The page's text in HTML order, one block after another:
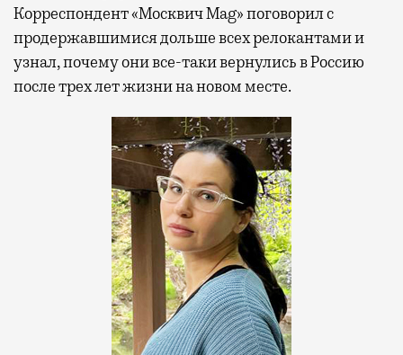
Корреспондент «Москвич Mag» поговорил с
продержавшимися дольше всех релокантами и
узнал, почему они все-таки вернулись в Россию
после трех лет жизни на новом месте.